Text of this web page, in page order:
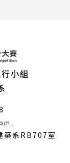
小組
開
築系RB707室